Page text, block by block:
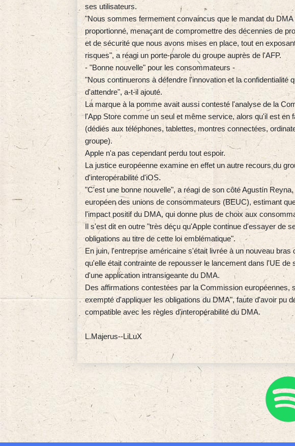
ses utilisateurs.
"Nous sommes fermement convaincus que le mandat du
proportionné, menaçant de compromettre des décennies de
et de sécurité que nous avons mises en place, tout en
risques", a réagi un porte-parole du groupe auprès de l'AFP.
- "Bonne nouvelle" pour les consommateurs -
"Nous continuerons à défendre l'innovation et la confidentialité
d'attendre", a-t-il ajouté.
La marque à la pomme avait aussi contesté l'analyse de la
l'App Store comme un seul et même service, alors qu'il est en
(dédiés aux téléphones, tablettes, montres connectées,
groupe).
Apple n'a pas cependant perdu tout espoir.
La justice européenne examine en effet un autre recours du
d'interopérabilité d'iOS.
"C'est une bonne nouvelle", a réagi de son côté Agustín
européen des unions de consommateurs (BEUC), estimant
l'impact positif du DMA, qui donne plus de choix aux
Il s'est dit en outre "très déçu qu'Apple continue d'essayer de
obligations au titre de cette loi emblématique".
En juin, l'entreprise américaine s'était livrée à un nouveau
qu'elle était contrainte de repousser le lancement dans l'UE de
d'une application intransigeante du DMA.
Des affirmations contestées par la Commission européennes,
exempté d'appliquer les obligations du DMA", faute d'avoir pu
compatible avec les règles d'interopérabilité du DMA.
L.Majerus--LiLuX